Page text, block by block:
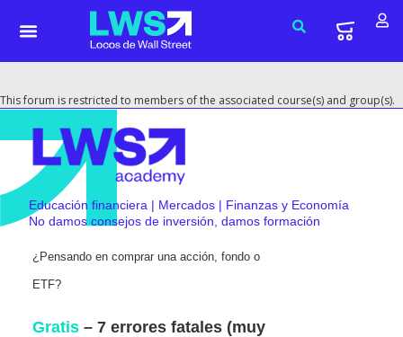
This forum is restricted to members of the associated course(s) and group(s).
Educación financiera | Mercados | Finanzas y Economía
No damos consejos de inversión, damos formación
¿Pensando en comprar una acción, fondo o
ETF?
Gratis – 7 errores fatales (muy